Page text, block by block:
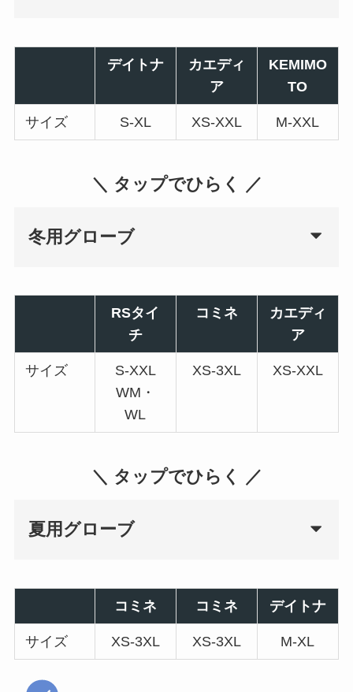
デイトナ
カエディ
ア
KEMIMO
TO
サイズ S-XL XS-XXL M-XXL
＼ タップでひらく ／
冬用グローブ
RSタイ
チ
コミネ
カエディ
ア
サイズ
S-XXL
WM・
WL
XS-3XL XS-XXL
＼ タップでひらく ／
夏用グローブ
コミネ コミネ デイトナ
サイズ XS-3XL XS-3XL M-XL